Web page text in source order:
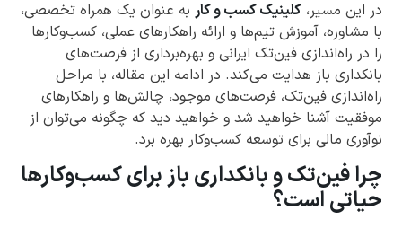
در این مسیر، کلینیک کسب و کار به عنوان یک همراه تخصصی،
با مشاوره، آموزش تیم‌ها و ارائه راهکارهای عملی، کسب‌وکارها
را در راه‌اندازی فین‌تک ایرانی و بهره‌برداری از فرصت‌های
بانکداری باز هدایت می‌کند. در ادامه این مقاله، با مراحل
راه‌اندازی فین‌تک، فرصت‌های موجود، چالش‌ها و راهکارهای
موفقیت آشنا خواهید شد و خواهید دید که چگونه می‌توان از
نوآوری مالی برای توسعه کسب‌وکار بهره برد.
چرا فین‌تک و بانکداری باز برای کسب‌وکارها
حیاتی است؟